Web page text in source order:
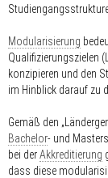
Modularisierung
Qualifizierungszielen
konzipieren und den
im Hinblick darauf zu
Gemäß den
Bachelor- und
bei derAkkreditierung
dass diese